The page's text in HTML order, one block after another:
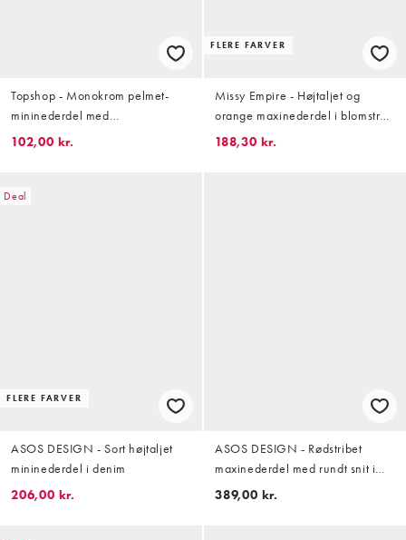
Topshop - Monokrom pelmet-
mininederdel med
sildebensmønster
102,00 kr.
FLERE FARVER
Missy Empire - Højtaljet og
orange maxinederdel i blomstret
blondestof
188,30 kr.
Deal
FLERE FARVER
ASOS DESIGN - Sort højtaljet
mininederdel i denim
206,00 kr.
ASOS DESIGN - Rødstribet
maxinederdel med rundt snit i
hørblanding
389,00 kr.